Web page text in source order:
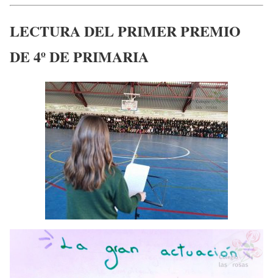
LECTURA DEL PRIMER PREMIO
DE 4º DE PRIMARIA